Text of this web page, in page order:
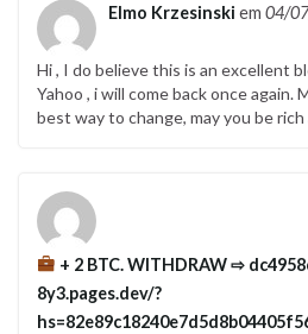
Elmo Krzesinski em 04/
Hi , I do believe this is an excellent
Yahoo , i will come back once again.
best way to change, may you be
+ 2 BTC. WITHDRAW ⇨
8y3.pages.dev/?